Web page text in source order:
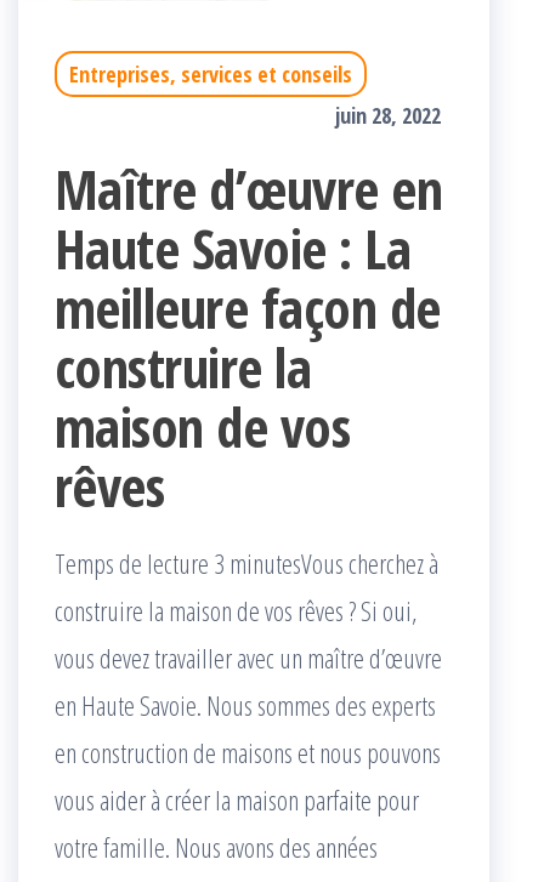
Entreprises, services et conseils
juin 28, 2022
Maître d’œuvre en
Haute Savoie : La
meilleure façon de
construire la
maison de vos
rêves
Temps de lecture 3 minutesVous cherchez à
construire la maison de vos rêves ? Si oui,
vous devez travailler avec un maître d’œuvre
en Haute Savoie. Nous sommes des experts
en construction de maisons et nous pouvons
vous aider à créer la maison parfaite pour
votre famille. Nous avons des années